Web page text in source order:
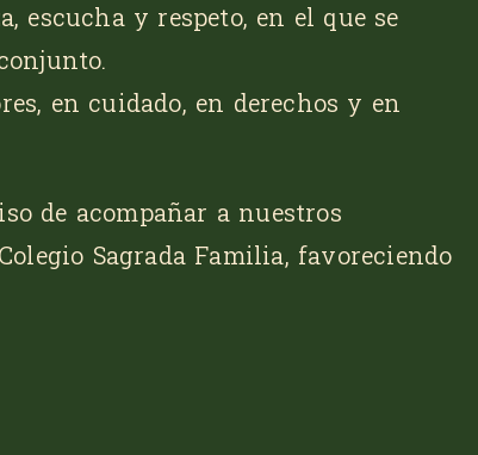
escucha y respeto, en el que se
en cuidado, en derechos y en
de acompañar a nuestros
Sagrada Familia, favoreciendo